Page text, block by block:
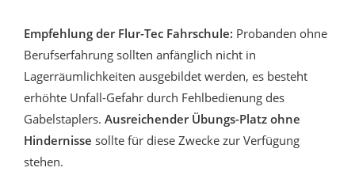
Empfehlung der Flur-Tec Fahrschule: Probanden ohne
Berufserfahrung sollten anfänglich nicht in
Lagerräumlichkeiten ausgebildet werden, es besteht
erhöhte Unfall-Gefahr durch Fehlbedienung des
Gabelstaplers. Ausreichender Übungs-Platz ohne
Hindernisse sollte für diese Zwecke zur Verfügung
stehen.